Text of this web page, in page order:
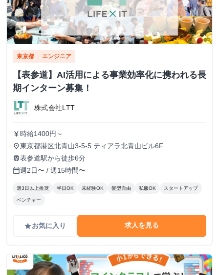
東京都 エンジニア
【表参道】AI活用による事業効率化に携われる長
期インターン募集！
株式会社LTT
currency_yen 時給1400円～
place東京都港区北青山3-5-5 ティアラ北青山ビル6F
train表参道駅から徒歩6分
calendar_today週2日〜 / 週15時間〜
週3日以上推奨 半日OK 未経験OK 髪型自由 私服OK スタートアップ
ベンチャー
gradeお気に入り 求人を見る